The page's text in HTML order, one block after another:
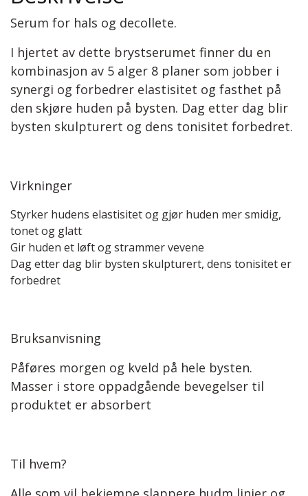
Serum for hals og decollete.
I hjertet av dette brystserumet finner du en
kombinasjon av 5 alger 8 planer som jobber i
synergi og forbedrer elastisitet og fasthet på
den skjøre huden på bysten. Dag etter dag blir
bysten skulpturert og dens tonisitet forbedret.
Virkninger
Styrker hudens elastisitet og gjør huden mer smidig,
tonet og glatt
Gir huden et løft og strammer vevene
Dag etter dag blir bysten skulpturert, dens tonisitet er
forbedret
Bruksanvisning
Påføres morgen og kveld på hele bysten.
Masser i store oppadgående bevegelser til
produktet er absorbert
Til hvem?